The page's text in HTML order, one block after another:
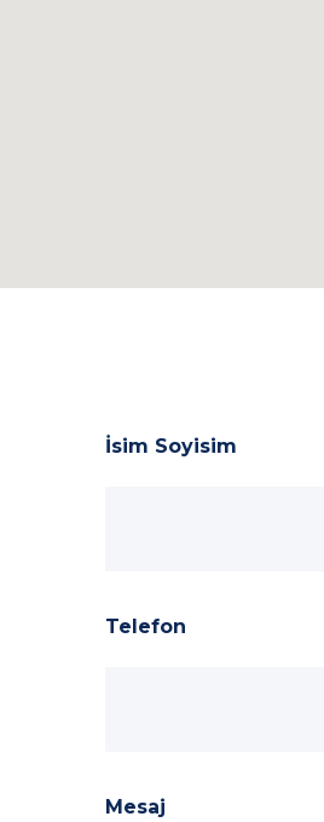
İsim Soyisim
Telefon
Mesaj